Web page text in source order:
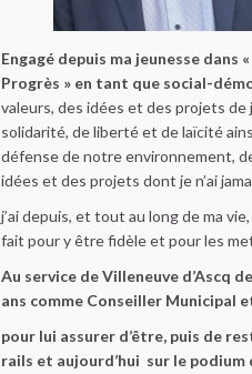
Engagé depuis ma jeunesse dans
Progrès » en tant que social-
valeurs, des idées et des projets de
solidarité, de liberté et de laïcité
défense de notre environnement,
idées et des projets dont je n’ai
j’ai depuis, et tout au long de ma
fait pour y être fidèle et pour les
Au service de Villeneuve d’Ascq
ans comme Conseiller Municipal
pour lui assurer d’être, puis de
rails et aujourd’hui sur le